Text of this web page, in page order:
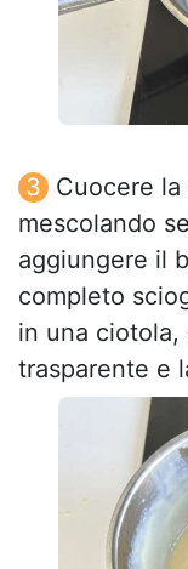
Cuocere
mescolando
aggiungere il
completo
in una
trasparente e